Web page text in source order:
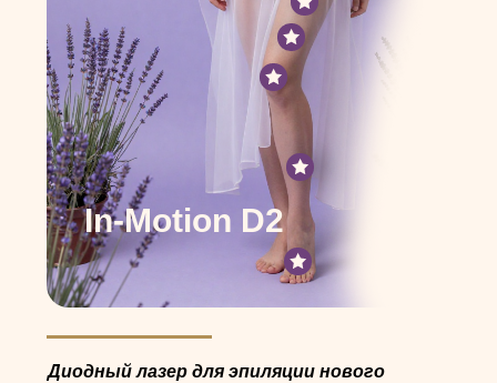
Диодный лазер для эпиляции нового
In-Motion D2